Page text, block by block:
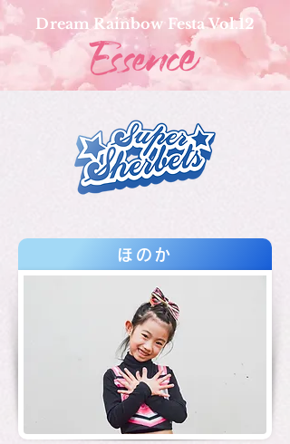
Dream Rainbow Festa Vol.12
ほのか